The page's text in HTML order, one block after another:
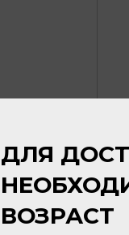
ДЛЯ
ВОЗРАСТ